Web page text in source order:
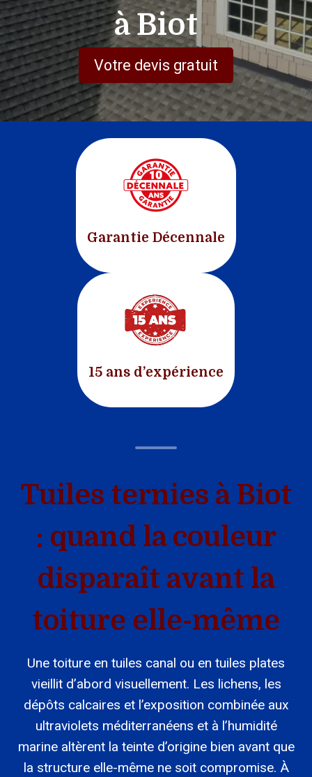
à Biot
Votre devis gratuit
Garantie Décennale
15 ans d’expérience
Tuiles ternies à Biot
: quand la couleur
disparaît avant la
toiture elle-même
Une toiture en tuiles canal ou en tuiles plates
vieillit d’abord visuellement. Les lichens, les
dépôts calcaires et l’exposition combinée aux
ultraviolets méditerranéens et à l’humidité
marine altèrent la teinte d’origine bien avant que
la structure elle-même ne soit compromise. À